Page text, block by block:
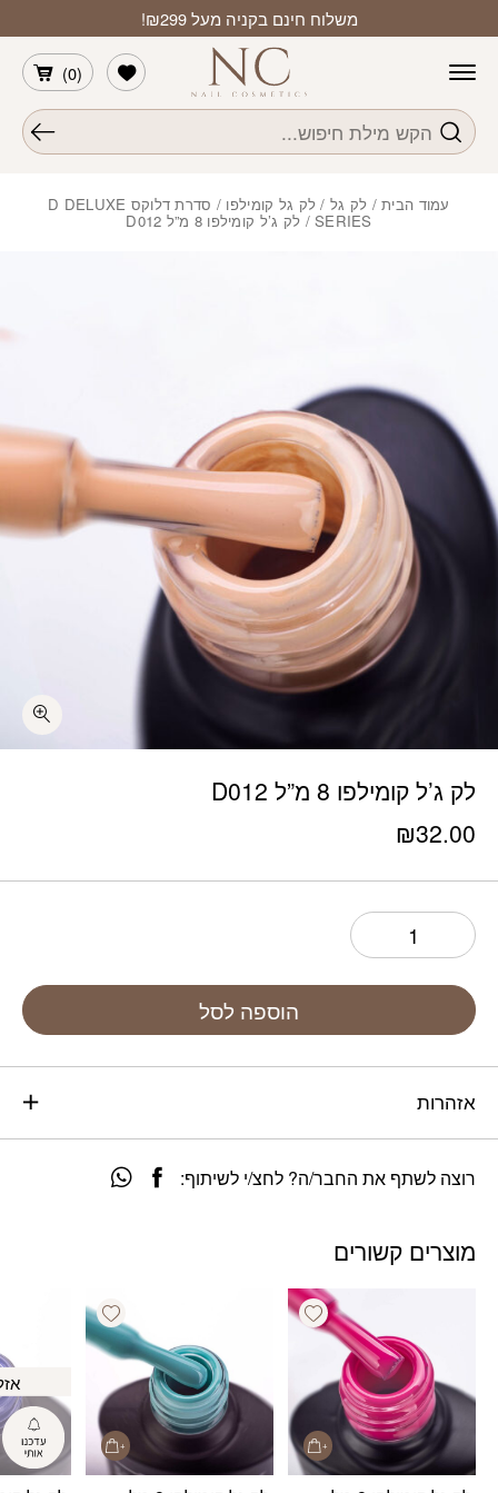
משלוח חינם בקניה מעל ₪299!
חיפוש
(
0
)
הרשימה שלי
עמוד הבית/ לק גל / לק גל קומילפו / סדרת דלוקס D DELUXE
SERIES/ לק ג’ל קומילפו 8 מ”ל D012
לק ג’ל קומילפו 8 מ”ל D012
₪32.00
הוספה לסל
אזהרות
רוצה לשתף את החבר/ה? לחצ/י לשיתוף:
מוצרים קשורים
Add wishlist
Add wishlist